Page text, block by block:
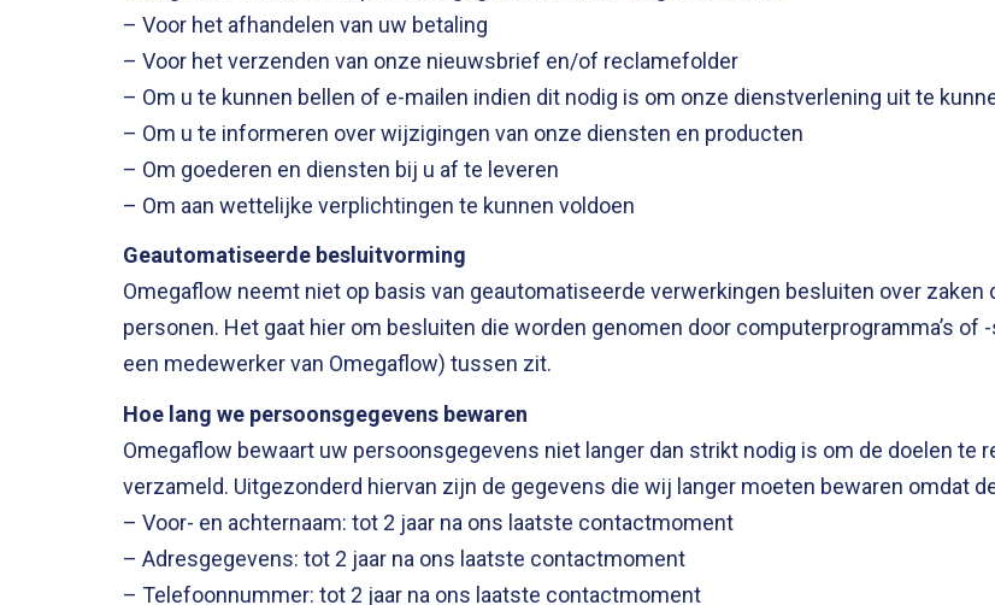
– Voor het afhandelen van uw betaling
– Voor het verzenden van onze nieuwsbrief en/of reclamefolder
– Om u te kunnen bellen of e-mailen indien dit nodig is om onze dienstverlening uit te
– Om u te informeren over wijzigingen van onze diensten en producten
– Om goederen en diensten bij u af te leveren
– Om aan wettelijke verplichtingen te kunnen voldoen
Geautomatiseerde besluitvorming
Omegaflow neemt niet op basis van geautomatiseerde verwerkingen besluiten over
personen. Het gaat hier om besluiten die worden genomen door computerprogramma’s
een medewerker van Omegaflow) tussen zit.
Hoe lang we persoonsgegevens bewaren
Omegaflow bewaart uw persoonsgegevens niet langer dan strikt nodig is om de doelen te
verzameld. Uitgezonderd hiervan zijn de gegevens die wij langer moeten bewaren omdat
– Voor- en achternaam: tot 2 jaar na ons laatste contactmoment
– Adresgegevens: tot 2 jaar na ons laatste contactmoment
– Telefoonnummer: tot 2 jaar na ons laatste contactmoment